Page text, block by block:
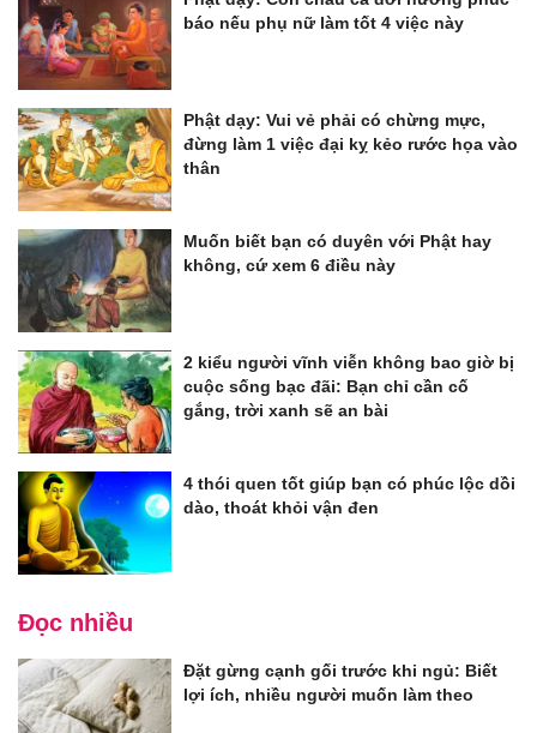
báo nếu phụ nữ làm tốt 4 việc này
Phật dạy: Vui vẻ phải có chừng mực,
đừng làm 1 việc đại kỵ kẻo rước họa vào
thân
Muốn biết bạn có duyên với Phật hay
không, cứ xem 6 điều này
2 kiểu người vĩnh viễn không bao giờ bị
cuộc sống bạc đãi: Bạn chỉ cần cố
gắng, trời xanh sẽ an bài
4 thói quen tốt giúp bạn có phúc lộc dồi
dào, thoát khỏi vận đen
Đọc nhiều
Đặt gừng cạnh gối trước khi ngủ: Biết
lợi ích, nhiều người muốn làm theo